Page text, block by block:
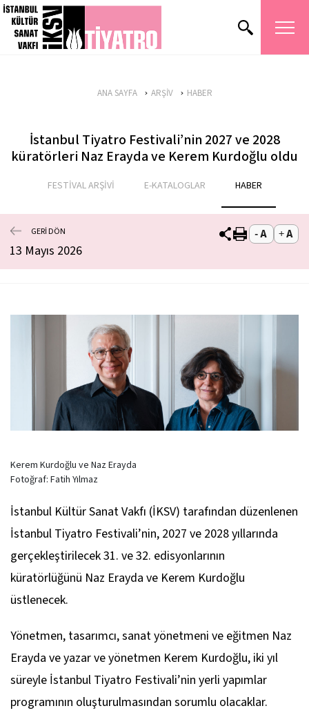
ANA SAYFA ARŞİV HABER
İstanbul Tiyatro Festivali’nin 2027 ve 2028
küratörleri Naz Erayda ve Kerem Kurdoğlu oldu
FESTİVAL ARŞİVİ E-KATALOGLAR HABER
GERİ DÖN
13 Mayıs 2026
Kerem Kurdoğlu ve Naz Erayda
Fotoğraf: Fatih Yılmaz
İstanbul Kültür Sanat Vakfı (İKSV) tarafından düzenlenen
İstanbul Tiyatro Festivali’nin, 2027 ve 2028 yıllarında
gerçekleştirilecek 31. ve 32. edisyonlarının
küratörlüğünü Naz Erayda ve Kerem Kurdoğlu
üstlenecek.
Yönetmen, tasarımcı, sanat yönetmeni ve eğitmen Naz
Erayda ve yazar ve yönetmen Kerem Kurdoğlu, iki yıl
süreyle İstanbul Tiyatro Festivali’nin yerli yapımlar
programının oluşturulmasından sorumlu olacaklar.